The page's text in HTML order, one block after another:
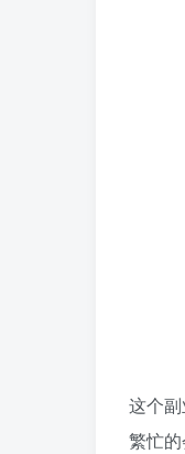
这个
繁忙